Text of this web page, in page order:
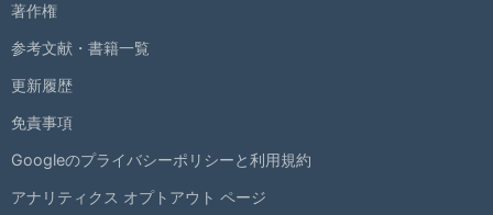
著作権
参考文献・書籍一覧
更新履歴
免責事項
Googleのプライバシーポリシーと利用規約
アナリティクス オプトアウト ページ